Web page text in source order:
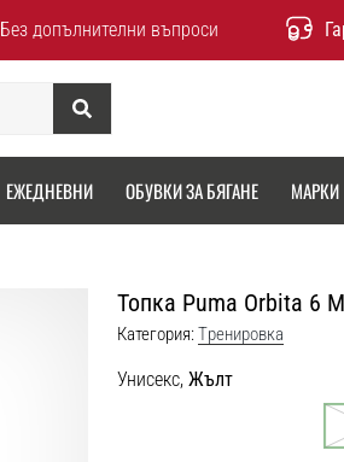
Без допълнителни въпроси
Търсене
ЕЖЕДНЕВНИ ОБУВКИ ЗА БЯГАНЕ МАРКИ
Топка Puma Orbita 6
Категория:Tренировка
Унисекс, Жълт